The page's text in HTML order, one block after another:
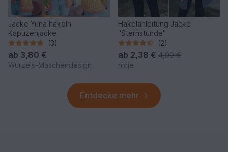
Jacke Yuna häkeln
Kapuzenjacke
(3)
ab 3,80 €
Wurzels-Maschendesign
Häkelanleitung Jacke
"Sternstunde"
(2)
ab 2,38 € 4,99 €
nicje
Entdecke mehr